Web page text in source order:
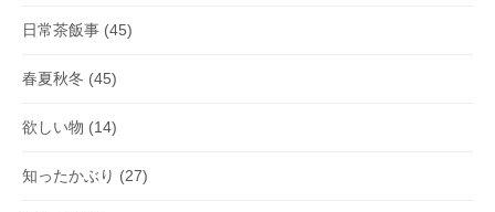
日常茶飯事 (45)
春夏秋冬 (45)
欲しい物 (14)
知ったかぶり (27)